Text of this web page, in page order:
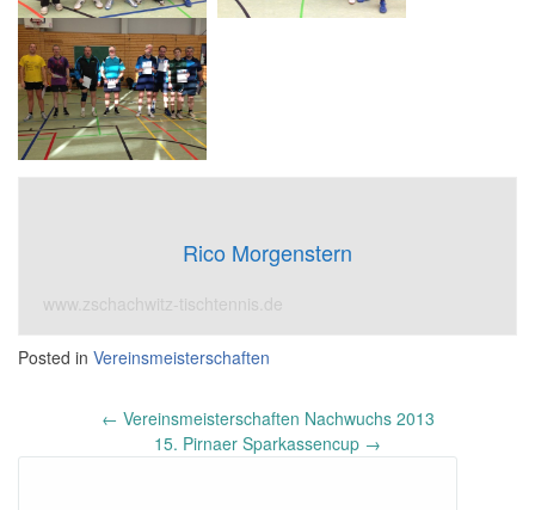
Rico Morgenstern
www.zschachwitz-tischtennis.de
Posted in Vereinsmeisterschaften
← Vereinsmeisterschaften Nachwuchs 2013
15. Pirnaer Sparkassencup →